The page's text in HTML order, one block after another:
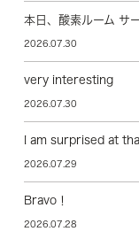
本日、酸素ルーム サ
2026.07.30
very interesting
2026.07.30
I am surprised at
2026.07.29
Bravo！
2026.07.28